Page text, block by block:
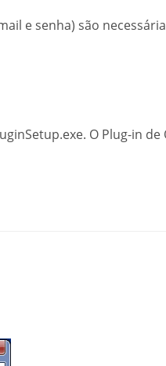
e senha) são
O Plug-in